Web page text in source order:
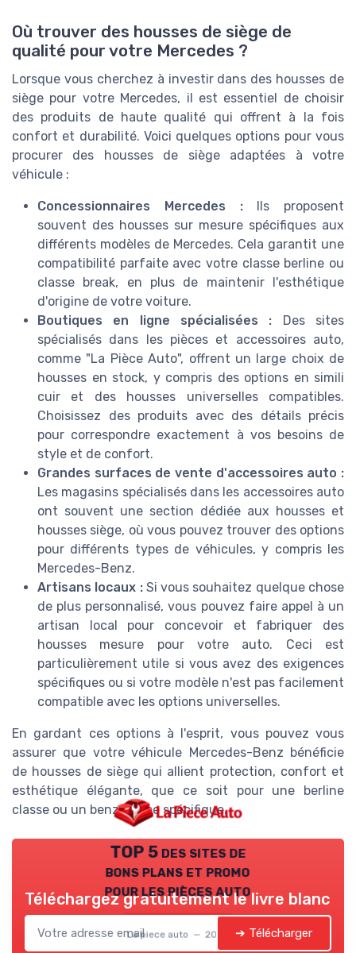
Où trouver des housses de siège de
qualité pour votre Mercedes ?
Lorsque vous cherchez à investir dans des housses de
siège pour votre Mercedes, il est essentiel de choisir
des produits de haute qualité qui offrent à la fois
confort et durabilité. Voici quelques options pour vous
procurer des housses de siège adaptées à votre
véhicule :
Concessionnaires Mercedes :Ils proposent
souvent des housses sur mesure spécifiques aux
différents modèles de Mercedes. Cela garantit une
compatibilité parfaite avec votre classe berline ou
classe break, en plus de maintenir l'esthétique
d'origine de votre voiture.
Boutiques en ligne spécialisées : Des sites
spécialisés dans les pièces et accessoires auto,
comme "La Pièce Auto", offrent un large choix de
housses en stock, y compris des options en simili
cuir et des housses universelles compatibles.
Choisissez des produits avec des détails précis
pour correspondre exactement à vos besoins de
style et de confort.
Grandes surfaces de vente d'accessoires auto :
Les magasins spécialisés dans les accessoires auto
ont souvent une section dédiée aux housses et
housses siège, où vous pouvez trouver des options
pour différents types de véhicules, y compris les
Mercedes-Benz.
Artisans locaux :Si vous souhaitez quelque chose
de plus personnalisé, vous pouvez faire appel à un
artisan local pour concevoir et fabriquer des
housses mesure pour votre auto. Ceci est
particulièrement utile si vous avez des exigences
spécifiques ou si votre modèle n'est pas facilement
compatible avec les options universelles.
En gardant ces options à l'esprit, vous pouvez vous
assurer que votre véhicule Mercedes-Benz bénéficie
de housses de siège qui allient protection, confort et
esthétique élégante, que ce soit pour une berline
classe ou un benz classe spécifique.
TOP 5 des sites de
bons plans et promo
pour les pièces auto
La piece auto — 2026
Téléchargez gratuitement le livre blanc
➔ Télécharger